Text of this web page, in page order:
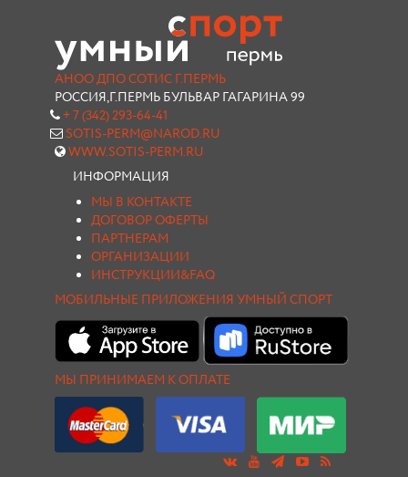
АНОО ДПО СОТИС Г.ПЕРМЬ
РОССИЯ,Г.ПЕРМЬ БУЛЬВАР ГАГАРИНА 99
+ 7 (342) 293-64-41
SOTIS-PERM@NAROD.RU
WWW.SOTIS-PERM.RU
ИНФОРМАЦИЯ
МЫ В КОНТАКТЕ
ДОГОВОР ОФЕРТЫ
ПАРТНЕРАМ
ОРГАНИЗАЦИИ
ИНСТРУКЦИИ&FAQ
МОБИЛЬНЫЕ ПРИЛОЖЕНИЯ УМНЫЙ СПОРТ
МЫ ПРИНИМАЕМ К ОПЛАТЕ